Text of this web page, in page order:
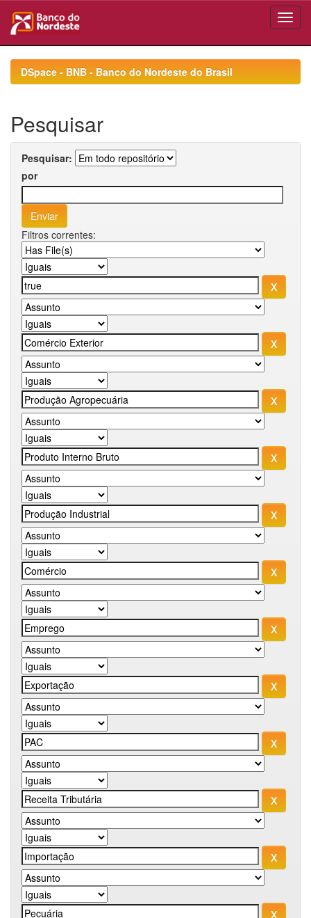
navigationDSpace - BNB - Banco do Nordeste do Brasil
Pesquisar
Pesquisar:
por
Filtros correntes: